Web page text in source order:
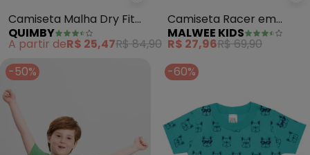
Camiseta Malha Dry Fit
(Verde)
QUIMBY
A partir deR$ 25,47R$ 84,90
Camiseta Racer em
Malha (Verde Menta)
MALWEE KIDS
R$ 27,96R$ 69,90
-50%
-60%